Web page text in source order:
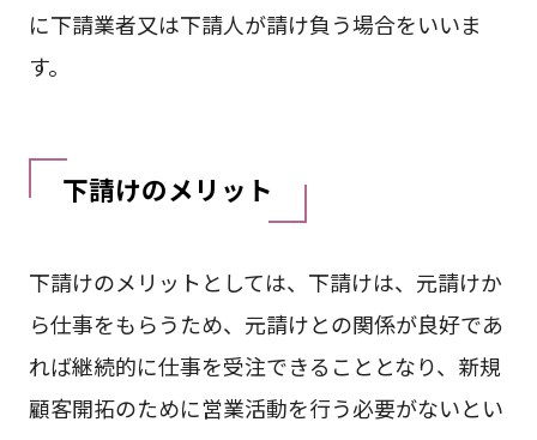
に下請業者又は下請人が請け負う場合をいいま
す。
下請けのメリット
下請けのメリットとしては、下請けは、元請けか
ら仕事をもらうため、元請けとの関係が良好であ
れば継続的に仕事を受注できることとなり、新規
顧客開拓のために営業活動を行う必要がないとい